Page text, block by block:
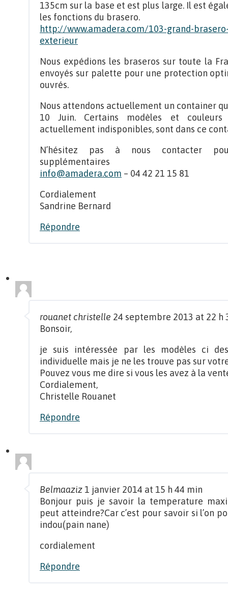
135cm sur la base et est plus large. Il est
les fonctions du brasero.
http://www.amadera.com/103-grand-
exterieur
Nous expédions les braseros sur toute la
envoyés sur palette pour une protection
ouvrés.
Nous attendons actuellement un container
10 Juin. Certains modèles et couleurs
actuellement indisponibles, sont dans ce
N’hésitez pas à nous contacter
supplémentaires
info@amadera.com – 04 42 21 15 81
Cordialement
Sandrine Bernard
Répondre
rouanet christelle 24 septembre 2013 at 22 h
Bonsoir,
je suis intéressée par les modèles ci
individuelle mais je ne les trouve pas sur
Pouvez vous me dire si vous les avez à la
Cordialement,
Christelle Rouanet
Répondre
Belmaaziz 1 janvier 2014 at 15 h 44 min
Bonjour puis je savoir la temperature
peut atteindre?Car c’est pour savoir si l’on
indou(pain nane)
cordialement
Répondre